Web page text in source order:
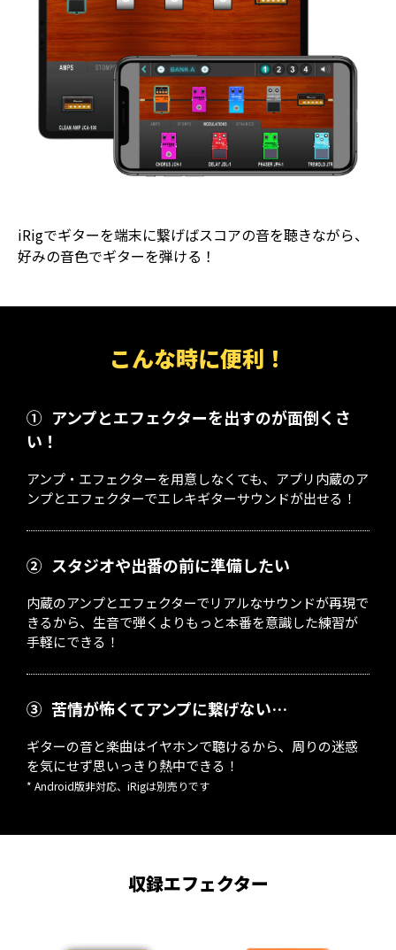
iRigでギターを端末に繋げばスコアの音を聴きながら、
好みの音色でギターを弾ける！
こんな時に便利！
① アンプとエフェクターを出すのが面倒くさ
い！
アンプ・エフェクターを用意しなくても、アプリ内蔵のア
ンプとエフェクターでエレキギターサウンドが出せる！
② スタジオや出番の前に準備したい
内蔵のアンプとエフェクターでリアルなサウンドが再現で
きるから、生音で弾くよりもっと本番を意識した練習が
手軽にできる！
③ 苦情が怖くてアンプに繋げない…
ギターの音と楽曲はイヤホンで聴けるから、周りの迷惑
を気にせず思いっきり熱中できる！
* Android版非対応、iRigは別売りです
収録エフェクター